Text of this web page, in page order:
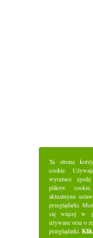
Ta strona
cookie.
wyrażasz
plików
aktualnymi
przeglądarki.
się więcej w
używane oraz o
przeglądarki.